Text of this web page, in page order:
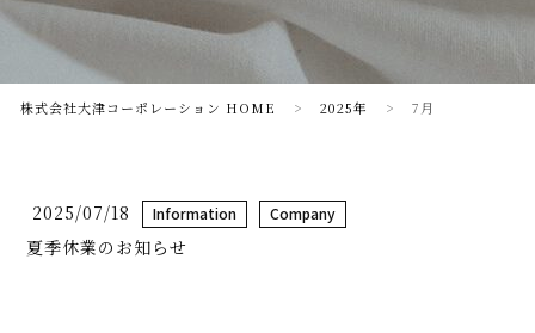
株式会社大津コーポレーション HOME > 2025年 > 7月
2025/07/18 Information Company
夏季休業のお知らせ